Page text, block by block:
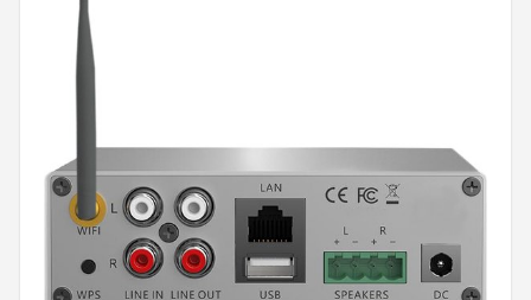
Samsung
POPULAIRE MERKEN
Power Dynamics
Soundskins